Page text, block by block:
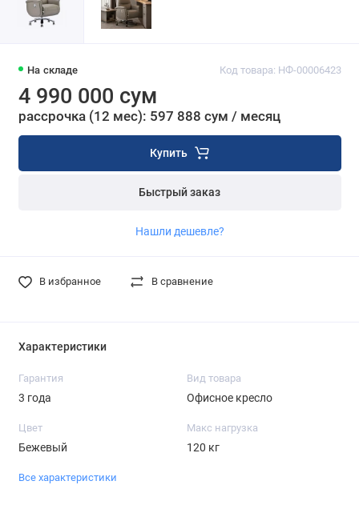
На складе Код товара: НФ-00006423
4 990 000 сум
рассрочка (12 мес): 597 888 сум / месяц
Купить
Быстрый заказ
Нашли дешевле?
В избранное В сравнение
Характеристики
Гарантия
3 года
Вид товара
Офисное кресло
Цвет
Бежевый
Макс нагрузка
120 кг
Все характеристики